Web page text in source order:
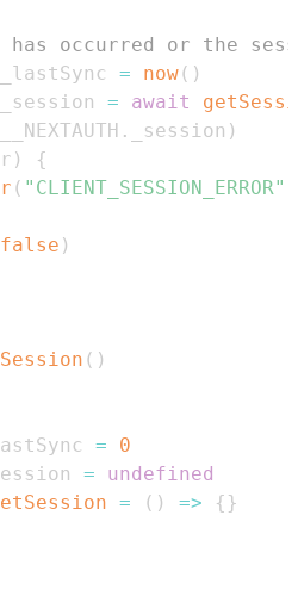
has occurred or the
_lastSync = now( )
_session = await
__NEXTAUTH . _session )
)
{
( "CLIENT_SESSION_ERROR"
false )
( )
=
0
=
undefined
= ( ) => { }